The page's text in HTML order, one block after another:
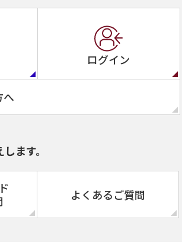
ログイン
へ
ます。
よくあるご質問